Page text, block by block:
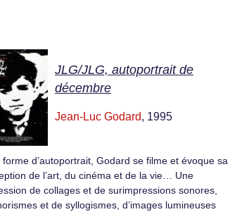
JLG/JLG, autoportrait de
décembre
Jean-Luc Godard, 1995
forme d’autoportrait, Godard se filme et évoque sa
de l’art, du cinéma et de la vie… Une
de collages et de surimpressions sonores,
et de syllogismes, d’images lumineuses